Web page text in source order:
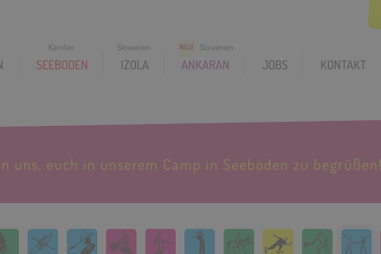
SEEBODEN IZOLA ANKARAN JOBS KONTAKT
uns, euch in unserem Camp in Seeboden zu begrüßen!